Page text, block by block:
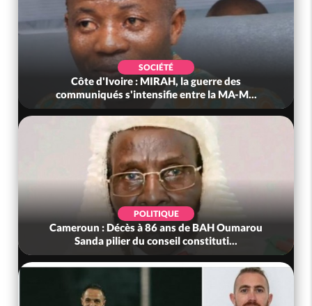
SOCIÉTÉ
Côte d'Ivoire : MIRAH, la guerre des
communiqués s'intensifie entre la MA-M...
POLITIQUE
Cameroun : Décès à 86 ans de BAH Oumarou
Sanda pilier du conseil constituti...